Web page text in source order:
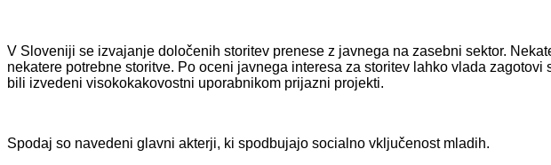
V Sloveniji se izvajanje določenih storitev prenese z javnega na zasebni sektor.
nekatere potrebne storitve. Po oceni javnega interesa za storitev lahko vlada
bili izvedeni visokokakovostni uporabnikom prijazni projekti.
Spodaj so navedeni glavni akterji, ki spodbujajo socialno vključenost mladih.